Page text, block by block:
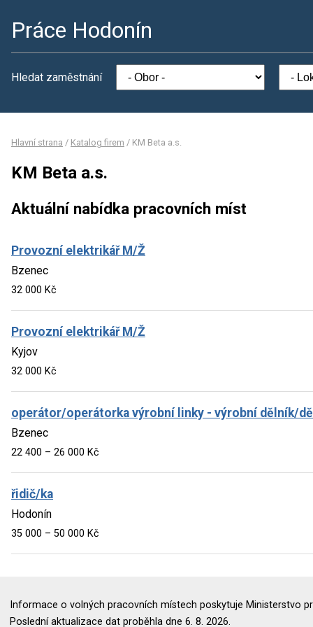
Práce Hodonín
Hledat zaměstnání
Hlavní strana / Katalog firem / KM Beta a.s.
KM Beta a.s.
Aktuální nabídka pracovních míst
Provozní elektrikář M/Ž
Bzenec
32 000 Kč
Provozní elektrikář M/Ž
Kyjov
32 000 Kč
operátor/operátorka výrobní linky - výrobní dělník/
Bzenec
22 400 – 26 000 Kč
řidič/ka
Hodonín
35 000 – 50 000 Kč
Informace o volných pracovních místech poskytuje Ministerstvo
Poslední aktualizace dat proběhla dne 6. 8. 2026.